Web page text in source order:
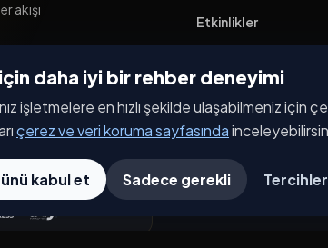
daha iyi bir rehber deneyimi
işletmelere en hızlı şekilde ulaşabilmeniz
çerez ve veri koruma sayfasında
kabul et Sadece gerekli
akışı
Etkinlikler
Haberler
İşletme Başvurusu